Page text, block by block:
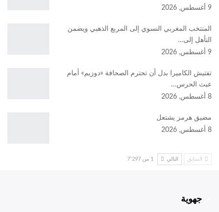
9 أغسطس, 2026
المنتخب المغربي النسوي إلى المربع الذهبي ويضمن
التأهل إلى…
9 أغسطس, 2026
تفتيش الكاميرا بدل أن تحترم الصحافة «دوزيم» أمام
عبث الحرس…
8 أغسطس, 2026
مضيق هرمز يشتعل
8 أغسطس, 2026
السابق التالي 1 من 7٬297
جهوية